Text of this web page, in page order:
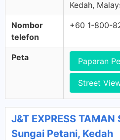
Kedah,
Nombor
telefon
+60 1-800-
Peta Paparan
Street
J&T EXPRESS TAMAN
Sungai Petani, Kedah